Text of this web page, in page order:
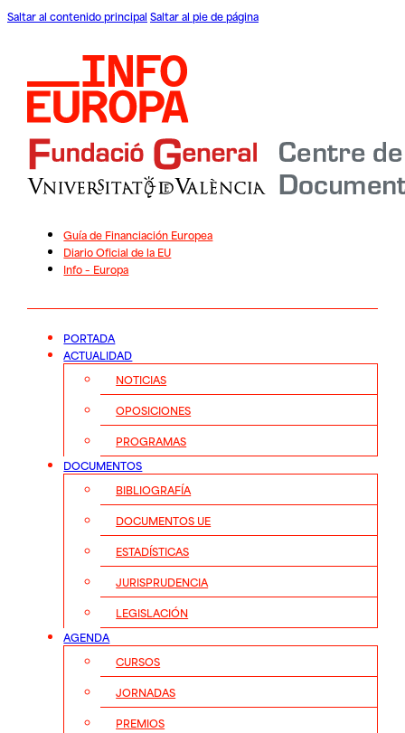
Saltar al contenido principal Saltar al pie de página
Guía de Financiación Europea
Diario Oficial de la EU
Info – Europa
PORTADA
ACTUALIDAD
NOTICIAS
OPOSICIONES
PROGRAMAS
DOCUMENTOS
BIBLIOGRAFÍA
DOCUMENTOS UE
ESTADÍSTICAS
JURISPRUDENCIA
LEGISLACIÓN
AGENDA
CURSOS
JORNADAS
PREMIOS